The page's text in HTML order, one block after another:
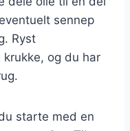
sennep
Ryst
krukke, og du har
starte med en